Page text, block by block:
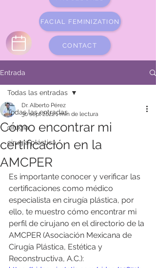
FACIAL FEMINIZATION
CONTACT
Entrada
Todas las entradas
cirugía
cirugía plástica
Todas las entradas
Cómo encontrar mi
certificación en la
AMCPER
Dr. Alberto Pérez
30 sept 20221 min de lectura
Es importante conocer y verificar las
certificaciones como médico
especialista en cirugía plástica, por
ello, te muestro cómo encontrar mi
perfil de cirujano en el directorio de la
AMCPER (Asociación Mexicana de
Cirugía Plástica, Estética y
Reconstructiva, A.C.):